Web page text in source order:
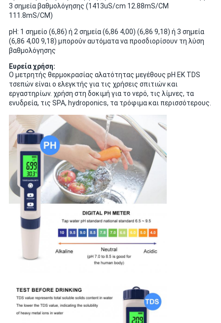
3 σημεία βαθμολόγησης (1413uS/cm 12.88mS/CM
111.8mS/CM)
pH: 1 σημείο (6,86) ή 2 σημεία (6,86 4,00) (6,86 9,18) ή 3 σημεία
(6,86 4,00 9,18) μπορούν αυτόματα να προσδιορίσουν τη λύση
βαθμολόγησης
Ευρεία χρήση:
Ο μετρητής θερμοκρασίας αλατότητας μεγέθους pH ΕΚ TDS
τσεπών είναι ο ελεγκτής για τις χρήσεις σπιτιών και
εργαστηρίων. χρήση στη δοκιμή για το νερό, τις λίμνες, τα
ενυδρεία, τις SPA, hydroponics, τα τρόφιμα και περισσότερους.